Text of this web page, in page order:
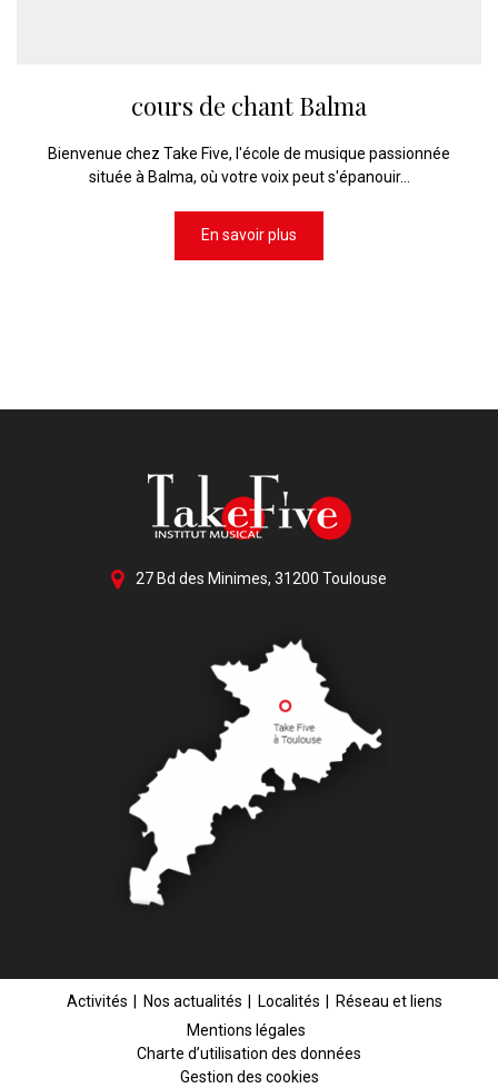
cours de chant Balma
Bienvenue chez Take Five, l'école de musique passionnée
située à Balma, où votre voix peut s'épanouir...
En savoir plus
27 Bd des Minimes, 31200 Toulouse
Activités Nos actualités Localités
Réseau et liens
Mentions légales
Charte d’utilisation des données
Gestion des cookies